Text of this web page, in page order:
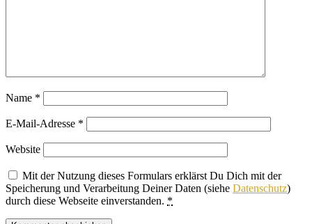
Name *
E-Mail-Adresse *
Website
Mit der Nutzung dieses Formulars erklärst Du Dich mit der
Speicherung und Verarbeitung Deiner Daten (siehe Datenschutz)
durch diese Webseite einverstanden. *